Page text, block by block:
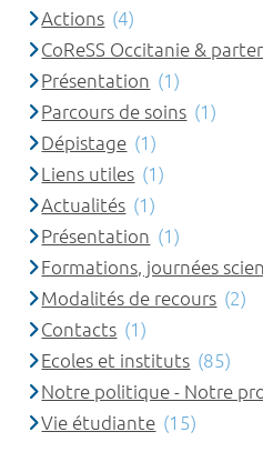
Actions (4)
CoReSS Occitanie &
Présentation (1)
Parcours de soins (1)
Dépistage (1)
Liens utiles (1)
Actualités (1)
Présentation (1)
Formations, journées
Modalités de recours (2)
Contacts (1)
Ecoles et instituts (85)
Notre politique - Notre
Vie étudiante (15)